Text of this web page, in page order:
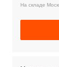
На складе